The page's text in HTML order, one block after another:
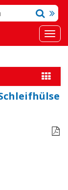
Schleifhülse
